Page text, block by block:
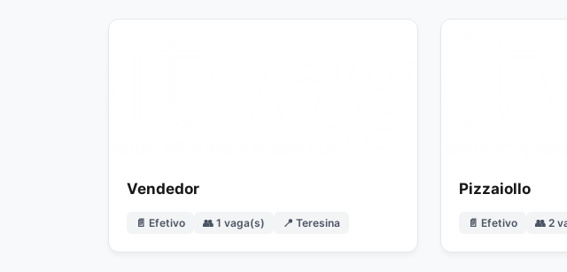
Vendedor
📄 Efetivo 👥 1 vaga(s) 📍 Teresina
Pizzaiollo
📄 Efetivo 👥 2